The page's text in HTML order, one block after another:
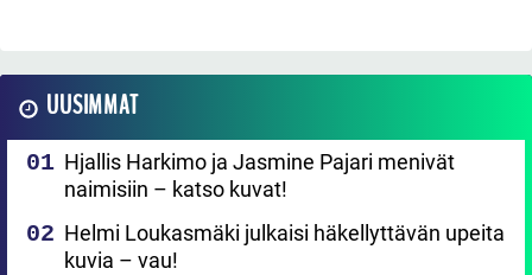
UUSIMMAT
Hjallis Harkimo ja Jasmine Pajari menivät
naimisiin – katso kuvat!
Helmi Loukasmäki julkaisi häkellyttävän upeita
kuvia – vau!